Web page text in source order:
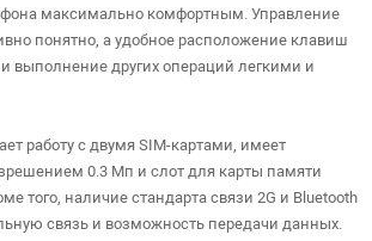
максимально комфортным. Управление
понятно, а удобное расположение клавиш
и выполнение других операций легкими и
работу с двумя SIM-картами, имеет
0.3 Мп и слот для карты памяти
того, наличие стандарта связи 2G и Bluetooth
связь и возможность передачи данных.